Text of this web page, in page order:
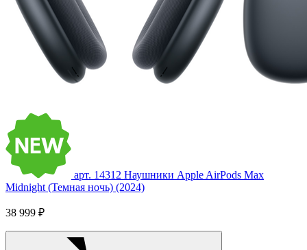
арт. 14312 Наушники Apple AirPods Max
Midnight (Темная ночь) (2024)
38 999 ₽